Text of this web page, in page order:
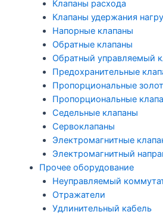
Клапаны расхода
Клапаны удержания
Напорные клапаны
Обратные клапаны
Обратный управляемый
Предохранительные
Пропорциональные
Пропорциональные
Седельные клапаны
Сервоклапаны
Электромагнитные
Электромагнитный
Прочее оборудование
Неуправляемый
Отражатели
Удлинительный кабель